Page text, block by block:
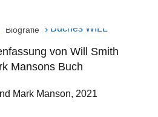
Biografie
von Will Smith
Mansons Buch
Mark Manson, 2021